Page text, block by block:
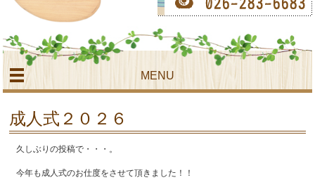
MENU
成人式２０２６
久しぶりの投稿で・・・。
今年も成人式のお仕度をさせて頂きました！！